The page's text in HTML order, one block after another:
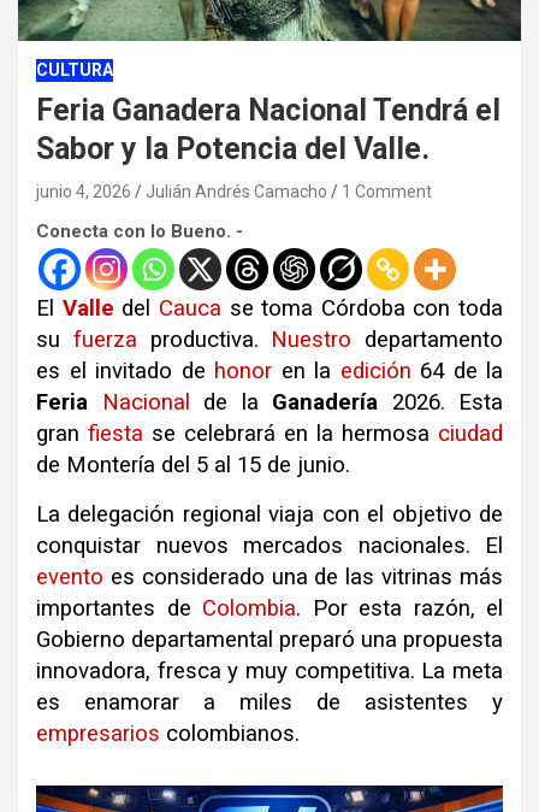
CULTURA
Feria Ganadera Nacional Tendrá el
Sabor y la Potencia del Valle.
junio 4, 2026 Julián Andrés Camacho 1 Comment
Conecta con lo Bueno. -
El Valle del Cauca se toma Córdoba con toda
su fuerza productiva. Nuestro departamento
es el invitado de honor en la edición 64 de la
Feria
Nacional de la Ganadería 2026. Esta
gran fiesta se celebrará en la hermosa ciudad
de Montería del 5 al 15 de junio.
La delegación regional viaja con el objetivo de
conquistar nuevos mercados nacionales. El
evento es considerado una de las vitrinas más
importantes de Colombia. Por esta razón, el
Gobierno departamental preparó una propuesta
innovadora, fresca y muy competitiva. La meta
es enamorar a miles de asistentes y
empresarios colombianos.